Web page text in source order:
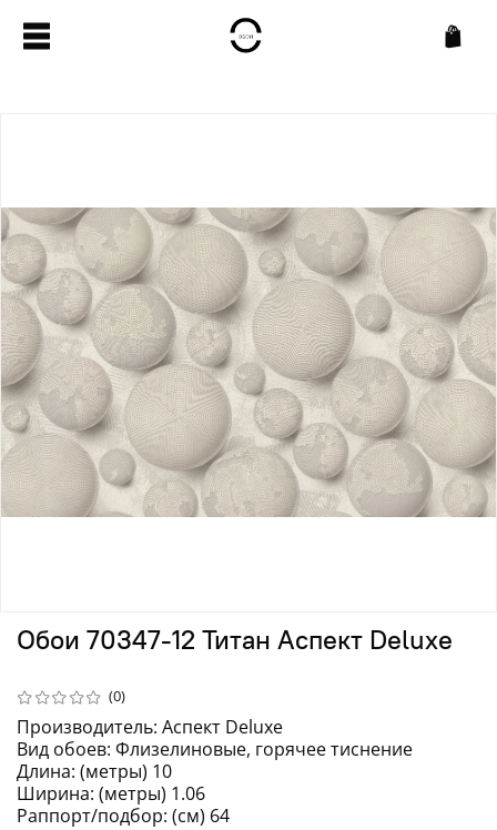
(0)
Обои 70347-12 Титан Аспект Deluxe
Производитель: Аспект Deluxe
Вид обоев: Флизелиновые, горячее тиснение
Длина: (метры) 10
Ширина: (метры) 1.06
Раппорт/подбор: (см) 64